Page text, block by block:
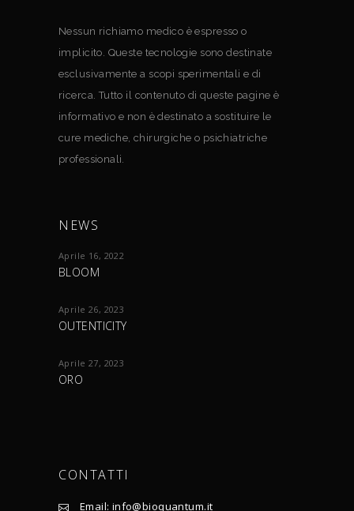
Nessun richiamo medico è espresso o
implicito. Queste tecnologie sono destinate
esclusivamente a scopi sperimentali e di
ricerca. Tutto il contenuto di queste pagine è
informativo e non è destinato a sostituire le
cure mediche, chirurgiche o psichiatriche
professionali.
NEWS
Aprile 16, 2022
BLOOM
Aprile 26, 2023
OUTENTICITY
Aprile 27, 2023
ORO
CONTATTI
Email: info@bioquantum.it